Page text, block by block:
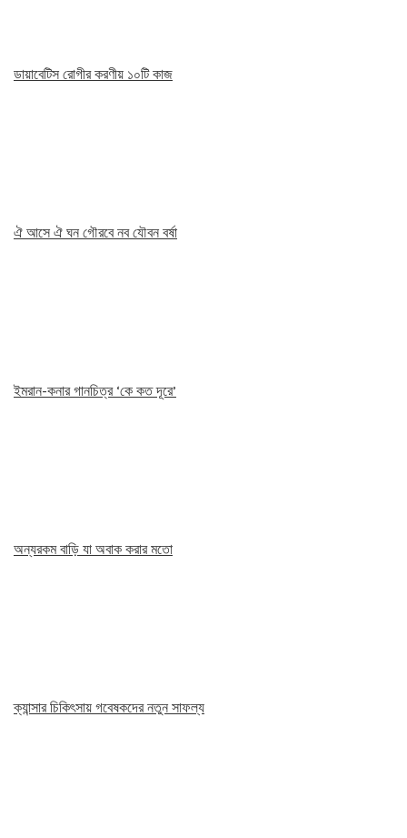
ডায়াবেটিস রোগীর করণীয় ১০টি কাজ
ঐ আসে ঐ ঘন গৌরবে নব যৌবন বর্ষা
ইমরান-কনার গানচিত্র ‘কে কত দূরে’
অন্যরকম বাড়ি যা অবাক করার মতো
ক্যান্সার চিকিৎসায় গবেষকদের নতুন সাফল্য